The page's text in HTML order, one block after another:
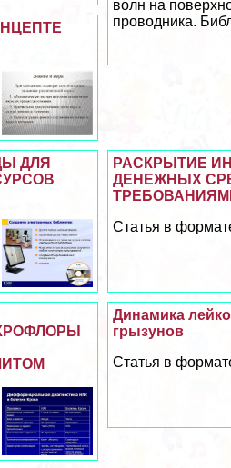
волн на
проводника.
РАСКРЫТИЕ
ДЕНЕЖНЫХ
Статья в
ДЛЯ
Динамика
грызунов
Статья в